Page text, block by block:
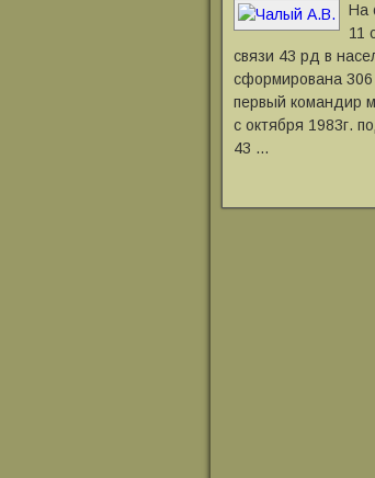
На
11
связи 43 рд в
сформирована 306
первый командир
с октября 1983г.
43 …